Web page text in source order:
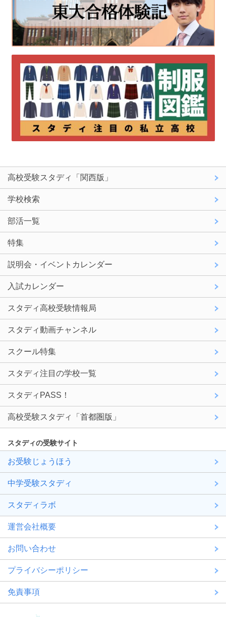
高校受験スタディ「関西版」
学校検索
部活一覧
特集
説明会・イベントカレンダー
入試カレンダー
スタディ高校受験情報局
スタディ動画チャンネル
スクール特集
スタディ注目の学校一覧
スタディPASS！
高校受験スタディ「首都圏版」
スタディの受験サイト
お受験じょうほう
中学受験スタディ
スタディラボ
運営会社概要
お問い合わせ
プライバシーポリシー
免責事項